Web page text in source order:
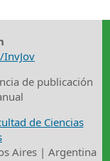
de publicación
de Ciencias
Aires | Argentina